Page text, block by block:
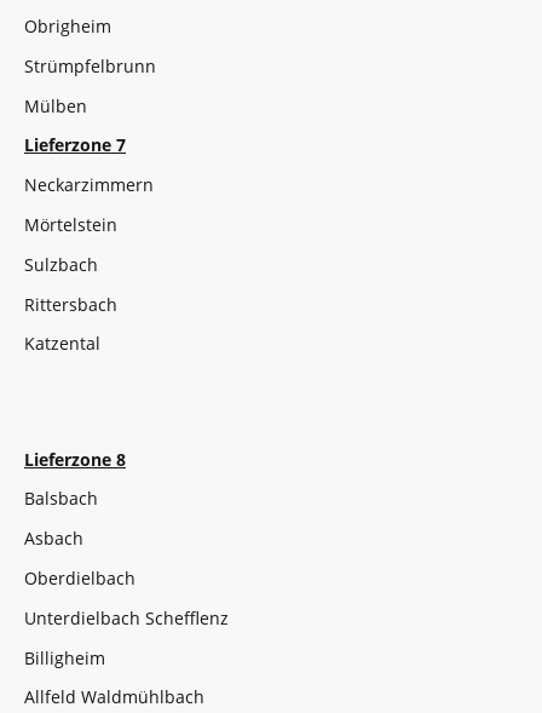
Obrigheim
Strümpfelbrunn
Mülben
Lieferzone 7
Neckarzimmern
Mörtelstein
Sulzbach
Rittersbach
Katzental
Lieferzone 8
Balsbach
Asbach
Oberdielbach
Unterdielbach Schefflenz
Billigheim
Allfeld Waldmühlbach